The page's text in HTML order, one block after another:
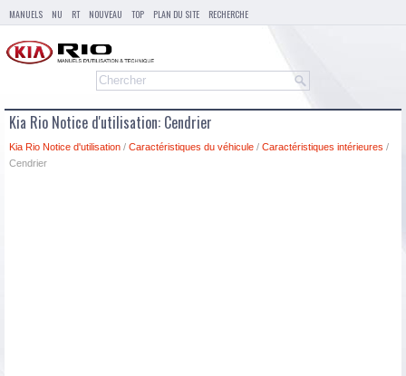
MANUELS NU RT NOUVEAU TOP PLAN DU SITE RECHERCHE
Kia Rio Notice d'utilisation: Cendrier
Kia Rio Notice d'utilisation / Caractéristiques du véhicule / Caractéristiques intérieures /
Cendrier